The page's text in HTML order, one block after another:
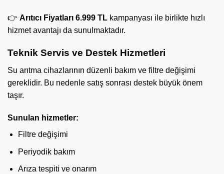
👉 Arıtıcı Fiyatları 6.999 TL kampanyası ile birlikte hızlı
hizmet avantajı da sunulmaktadır.
Teknik Servis ve Destek Hizmetleri
Su arıtma cihazlarının düzenli bakım ve filtre değişimi
gereklidir. Bu nedenle satış sonrası destek büyük önem
taşır.
Sunulan hizmetler:
Filtre değişimi
Periyodik bakım
Arıza tespiti ve onarım